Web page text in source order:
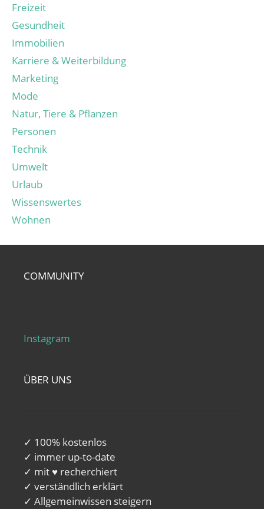
Freizeit
Gesundheit
Immobilien
Karriere & Weiterbildung
Marketing
Mode
Natur, Tiere & Pflanzen
Personen
Technik
Umwelt
Urlaub
Wissenswertes
Wohnen
COMMUNITY
Instagram
ÜBER UNS
✓ 100% kostenlos
✓ immer up-to-date
✓ mit ♥ recherchiert
✓ verständlich erklärt
✓ Allgemeinwissen steigern